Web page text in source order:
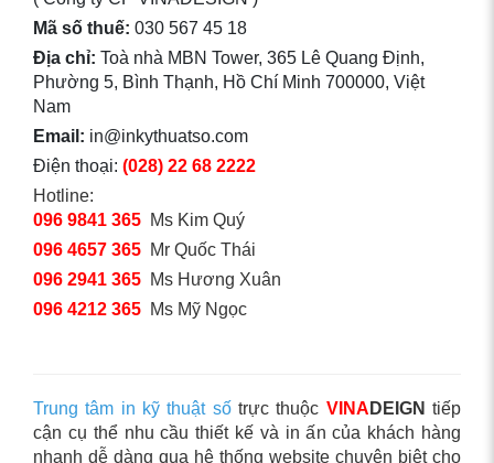
Mã số thuế: 030 567 45 18
Địa chỉ: Toà nhà MBN Tower, 365 Lê Quang Định,
Phường 5, Bình Thạnh, Hồ Chí Minh 700000, Việt
Nam
Email: in@inkythuatso.com
Điện thoại: (028) 22 68 2222
Hotline:
096 9841 365 Ms Kim Quý
096 4657 365 Mr Quốc Thái
096 2941 365 Ms Hương Xuân
096 4212 365 Ms Mỹ Ngọc
Trung tâm in kỹ thuật sốtrực thuộc VINA DEIGN tiếp
cận cụ thể nhu cầu thiết kế và in ấn của khách hàng
nhanh dễ dàng qua hệ thống website chuyên biệt cho